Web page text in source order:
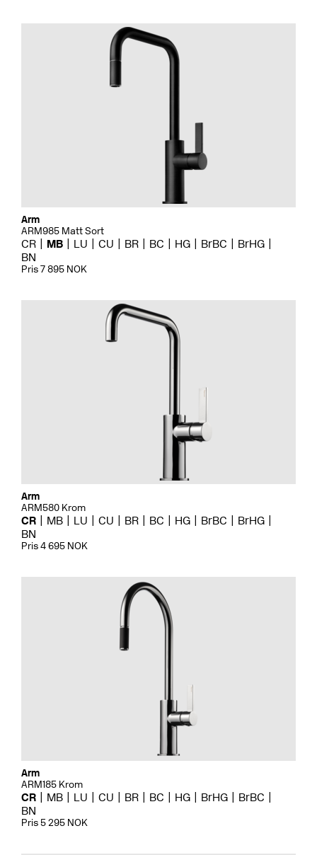
Arm
ARM985 Matt Sort
CR MB LU CU BR BC HG BrBC
BrHG
BN
Pris 7 895 NOK
Arm
ARM580 Krom
CR MB LU CU BR BC HG BrBC
BrHG
BN
Pris 4 695 NOK
Arm
ARM185 Krom
CR MB LU CU BR BC HG BrHG
BrBC
BN
Pris 5 295 NOK